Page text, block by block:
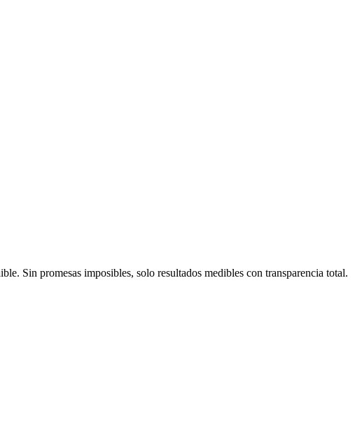
Sin promesas imposibles, solo resultados medibles con transparencia total.